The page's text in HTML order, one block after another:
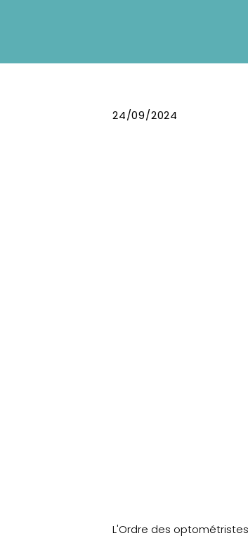
24/09/2024
L'Ordre des